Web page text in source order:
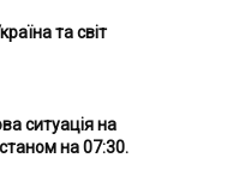
та світ
ситуація на
на 07:30.